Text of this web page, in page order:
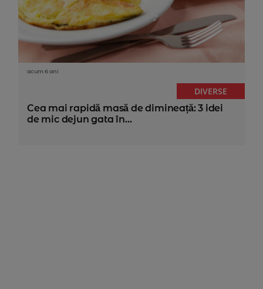
acum 6 ani
DIVERSE
Cea mai rapidă masă de dimineață: 3 idei
de mic dejun gata în...